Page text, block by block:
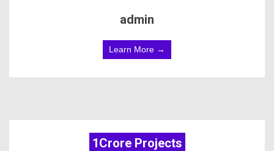
admin
Learn More →
1Crore Projects